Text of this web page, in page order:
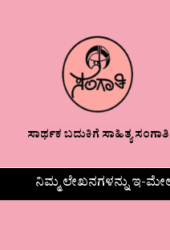
ಸಾರ್ಥಕ ಬದುಕಿಗೆ ಸಾಹಿತ್ಯ ಸಂಗಾತಿ
ನಿಮ್ಮ ಲೇಖನಗಳನ್ನು ಇ-